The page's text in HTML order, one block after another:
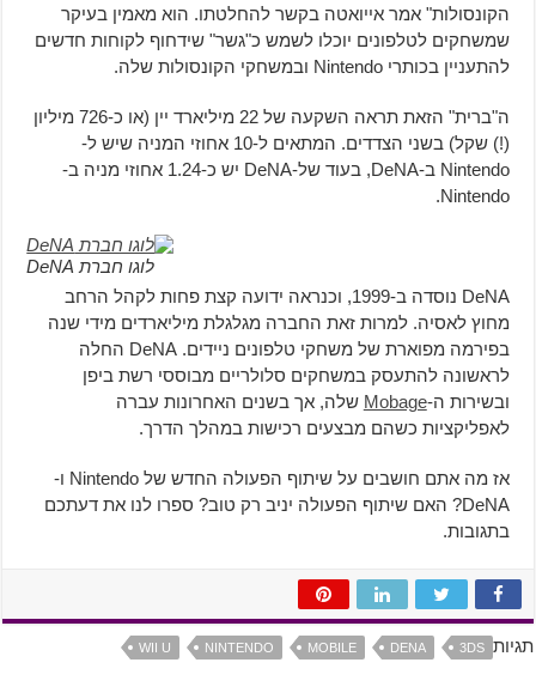
הקונסולות" אמר אייואטה בקשר להחלטתו. הוא מאמין בעיקר
שמשחקים לטלפונים יוכלו לשמש כ"גשר" שידחוף לקוחות חדשים
להתעניין בכותרי Nintendo ובמשחקי הקונסולות שלה.
ה"ברית" הזאת תראה השקעה של 22 מיליארד יין (או כ-726 מיליון
(!) שקל) בשני הצדדים. המתאים ל-10 אחוזי המניה שיש ל-
Nintendo ב-DeNA, בעוד של-DeNA יש כ-1.24 אחוזי מניה ב-
Nintendo.
לוגו חברת DeNA
DeNA נוסדה ב-1999, וכנראה ידועה קצת פחות לקהל הרחב
מחוץ לאסיה. למרות זאת החברה מגלגלת מיליארדים מידי שנה
בפירמה מפוארת של משחקי טלפונים ניידים. DeNA החלה
לראשונה להתעסק במשחקים סלולריים מבוססי רשת ביפן
ובשירות ה-Mobageשלה, אך בשנים האחרונות עברה
לאפליקציות כשהם מבצעים רכישות במהלך הדרך.
אז מה אתם חושבים על שיתוף הפעולה החדש של Nintendo ו-
DeNA? האם שיתוף הפעולה יניב רק טוב? ספרו לנו את דעתכם
בתגובות.
תגיות 3DS
DENA
MOBILE
NINTENDO
WII U